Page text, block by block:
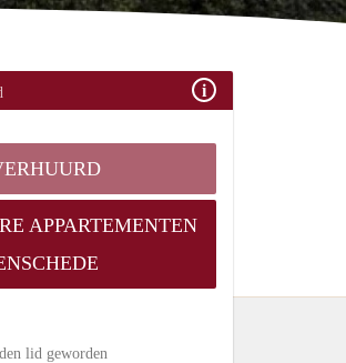
APPARTEMENTEN
lid geworden